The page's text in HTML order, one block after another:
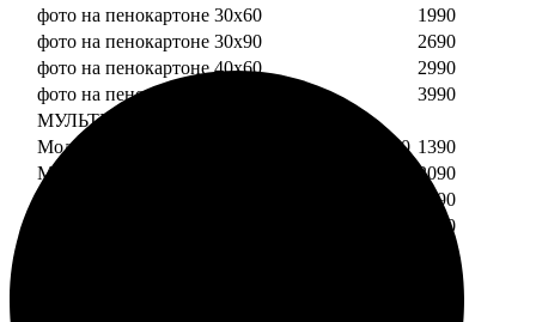
фото на пенокартоне 30х60
1990
фото на пенокартоне 30х90
2690
фото на пенокартоне 40х60
2990
фото на пенокартоне 50х70
3990
МУЛЬТИПЕНОКАРТОН
Модульный пенокартон из двух частей 20х20 1390
Модульный пенокартон из трех частей 20х20
2090
1590
2390